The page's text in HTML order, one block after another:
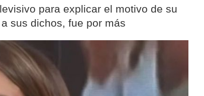
para explicar el motivo de su
sus dichos, fue por más